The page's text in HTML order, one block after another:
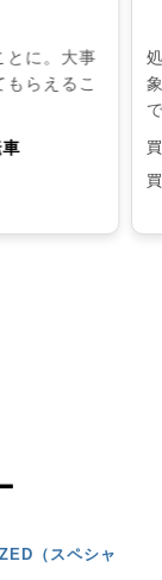
とに。大事
らえるこ
（スペシャ